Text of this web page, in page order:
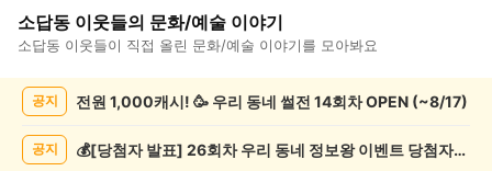
소답동 이웃들의 문화/예술 이야기
소답동 이웃들이 직접 올린 문화/예술 이야기를 모아봐요
공지 전원 1,000캐시! 🥳 우리 동네 썰전 14회차 OPEN (~8/17)
공지 💰[당첨자 발표] 26회차 우리 동네 정보왕 이벤트 당첨자를 발표합니다!